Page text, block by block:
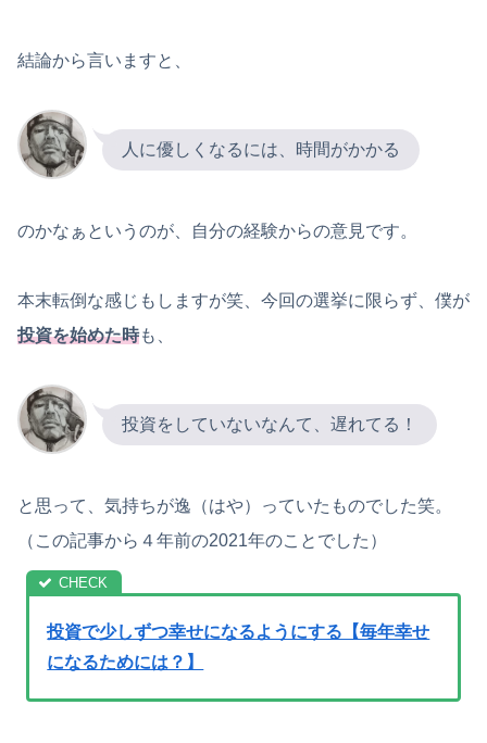
結論から言いますと、
人に優しくなるには、時間がかかる
のかなぁというのが、自分の経験からの意見です。
本末転倒な感じもしますが笑、今回の選挙に限らず、僕が
投資を始めた時も、
投資をしていないなんて、遅れてる！
と思って、気持ちが逸（はや）っていたものでした笑。
（この記事から４年前の2021年のことでした）
投資で少しずつ幸せになるようにする【毎年幸せ
になるためには？】